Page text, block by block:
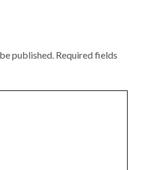
published. Required fields